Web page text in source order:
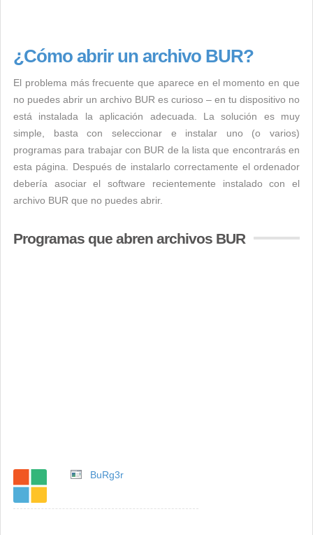
¿Cómo abrir un archivo BUR?
El problema más frecuente que aparece en el momento en que
no puedes abrir un archivo BUR es curioso – en tu dispositivo no
está instalada la aplicación adecuada. La solución es muy
simple, basta con seleccionar e instalar uno (o varios)
programas para trabajar con BUR de la lista que encontrarás en
esta página. Después de instalarlo correctamente el ordenador
debería asociar el software recientemente instalado con el
archivo BUR que no puedes abrir.
Programas que abren archivos BUR
BuRg3r